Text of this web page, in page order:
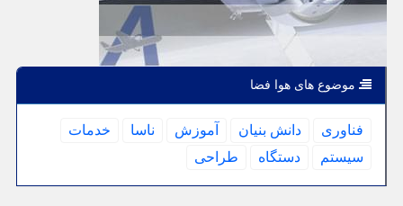
موضوع های هوا فضا
فناوری دانش بنیان آموزش ناسا
خدمات
سیستم
دستگاه طراحی